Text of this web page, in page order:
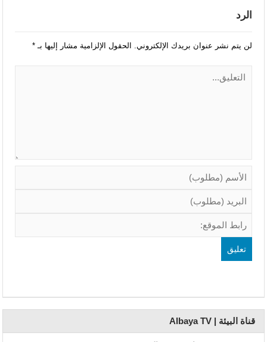
الرد
لن يتم نشر عنوان بريدك الإلكتروني. الحقول الإلزامية مشار إليها بـ*
قناة البيئة | Albaya TV